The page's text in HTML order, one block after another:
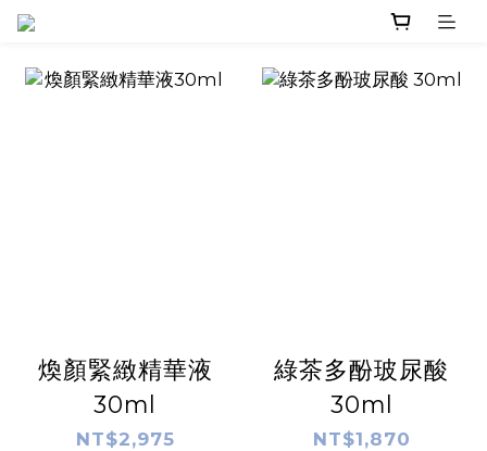
煥顏緊緻精華液
30ml
NT$2,975
綠茶多酚玻尿酸
30ml
NT$1,870